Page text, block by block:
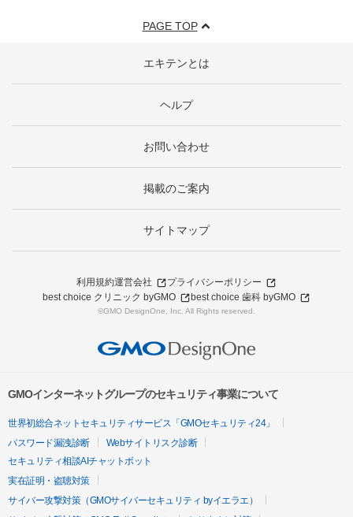
PAGE TOP
エキテンとは
ヘルプ
お問い合わせ
掲載のご案内
サイトマップ
利用規約運営会社
プライバシーポリシー
best choice クリニック byGMO
best choice 歯科 byGMO
©GMO DesignOne, Inc. All Rights reserved.
GMOインターネットグループのセキュリティ事業について
世界初総合ネットセキュリティサービス「GMOセキュリティ24」
パスワード漏洩診断
Webサイトリスク診断
セキュリティ相談AIチャットボット
実在証明・盗聴対策
サイバー攻撃対策（GMOサイバーセキュリティ byイエラエ）